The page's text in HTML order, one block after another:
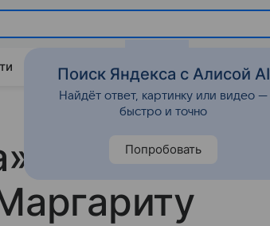
Дом Гороскопы Стиль жизни
Татьяна
Поиск Яндекса с Алисой AI
Найдёт ответ, картинку или видео —
быстро и точно
Попробовать